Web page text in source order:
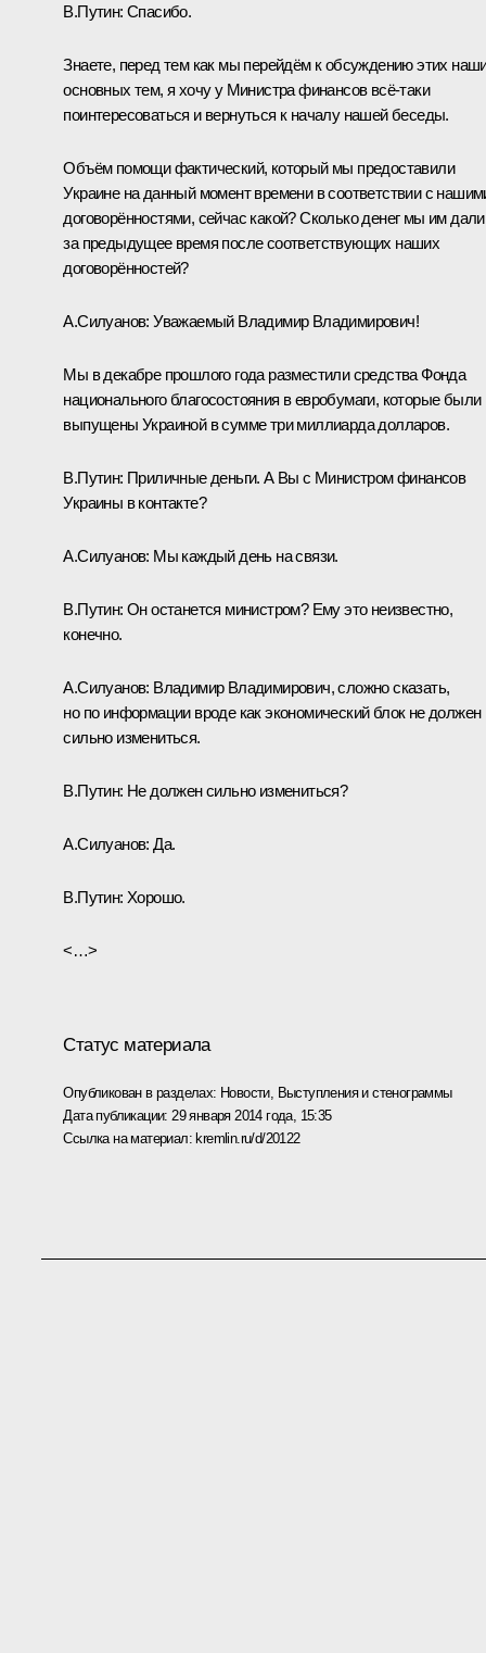
В.Путин: Спасибо.
Знаете, перед тем как мы перейдём к обсуждению этих
основных тем, я хочу у Министра финансов всё‑таки
поинтересоваться и вернуться к началу нашей беседы.
Объём помощи фактический, который мы предоставили
Украине на данный момент времени в соответствии с
договорённостями, сейчас какой? Сколько денег мы им дали
за предыдущее время после соответствующих наших
договорённостей?
А.Силуанов: Уважаемый Владимир Владимирович!
Мы в декабре прошлого года разместили средства Фонда
национального благосостояния в евробумаги, которые были
выпущены Украиной в сумме три миллиарда долларов.
В.Путин: Приличные деньги. А Вы с Министром финансов
Украины в контакте?
А.Силуанов: Мы каждый день на связи.
В.Путин: Он останется министром? Ему это неизвестно,
конечно.
А.Силуанов: Владимир Владимирович, сложно сказать,
но по информации вроде как экономический блок не должен
сильно измениться.
В.Путин: Не должен сильно измениться?
А.Силуанов: Да.
В.Путин: Хорошо.
<…>
Статус материала
Опубликован в разделах: Новости, Выступления и стенограммы
Дата публикации: 29 января 2014 года, 15:35
Ссылка на материал: kremlin.ru/d/20122